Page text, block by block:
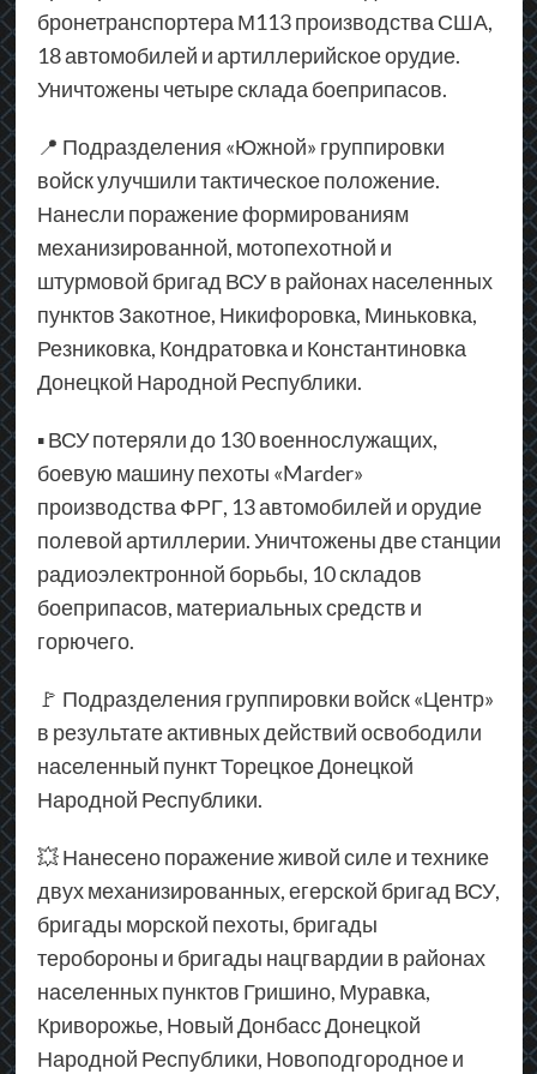
бронетранспортера М113 производства США,
18 автомобилей и артиллерийское орудие.
Уничтожены четыре склада боеприпасов.
📍 Подразделения «Южной» группировки
войск улучшили тактическое положение.
Нанесли поражение формированиям
механизированной, мотопехотной и
штурмовой бригад ВСУ в районах населенных
пунктов Закотное, Никифоровка, Миньковка,
Резниковка, Кондратовка и Константиновка
Донецкой Народной Республики.
▪ ВСУ потеряли до 130 военнослужащих,
боевую машину пехоты «Marder»
производства ФРГ, 13 автомобилей и орудие
полевой артиллерии. Уничтожены две станции
радиоэлектронной борьбы, 10 складов
боеприпасов, материальных средств и
горючего.
🚩 Подразделения группировки войск «Центр»
в результате активных действий освободили
населенный пункт Торецкое Донецкой
Народной Республики.
💥 Нанесено поражение живой силе и технике
двух механизированных, егерской бригад ВСУ,
бригады морской пехоты, бригады
теробороны и бригады нацгвардии в районах
населенных пунктов Гришино, Муравка,
Криворожье, Новый Донбасс Донецкой
Народной Республики, Новоподгородное и